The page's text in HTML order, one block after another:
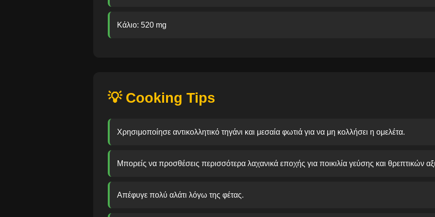
Κάλιο: 520 mg
💡 Cooking Tips
Χρησιμοποίησε αντικολλητικό τηγάνι και μεσαία φωτιά για να μη κολλήσει η ομελέτα.
Μπορείς να προσθέσεις περισσότερα λαχανικά εποχής για ποικιλία γεύσης και θρεπτικών
Απέφυγε πολύ αλάτι λόγω της φέτας.